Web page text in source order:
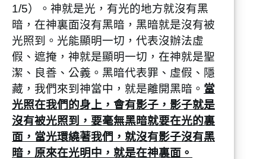
1/5）。神就是光，有光的地方就沒有黑
暗，在神裏面沒有黑暗，黑暗就是沒有被
光照到。光能顯明一切，代表沒辦法虛
假、遮掩，神就是顯明一切，在神就是聖
潔、良善、公義。黑暗代表罪、虛假、隱
藏，我們來到神當中，就是離開黑暗。 當
光照在我們的身上，會有影子，影子就是
沒有被光照到，要毫無黑暗就要在光的裏
面，當光環繞著我們，就沒有影子沒有黑
暗，原來在光明中，就是在神裏面。